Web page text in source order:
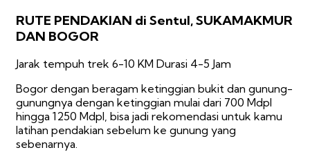
RUTE PENDAKIAN di Sentul, SUKAMAKMUR
DAN BOGOR
Jarak tempuh trek 6-10 KM Durasi 4-5 Jam
Bogor dengan beragam ketinggian bukit dan gunung-
gunungnya dengan ketinggian mulai dari 700 Mdpl
hingga 1250 Mdpl, bisa jadi rekomendasi untuk kamu
latihan pendakian sebelum ke gunung yang
sebenarnya.